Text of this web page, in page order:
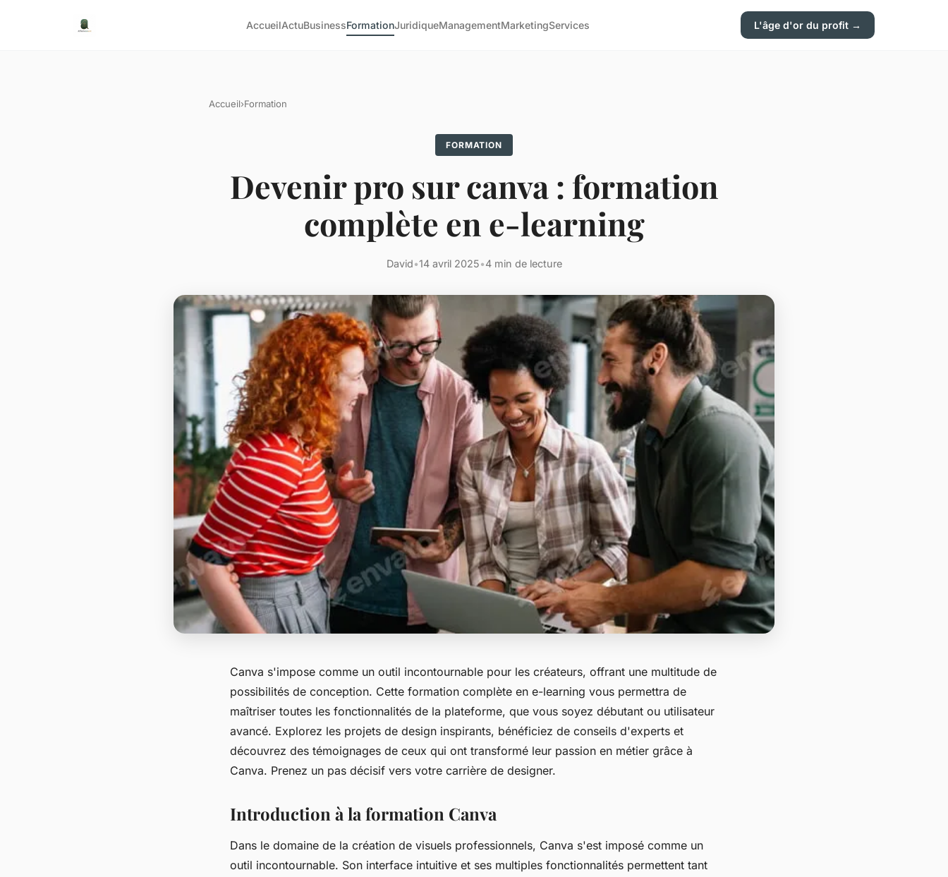
AccueilActuBusinessFormationJuridiqueManagementMarketingServices L'âge d'or du profit →
Accueil›Formation
FORMATION
Devenir pro sur canva : formation
complète en e-learning
David•14 avril 2025•4 min de lecture
Canva s'impose comme un outil incontournable pour les créateurs, offrant une multitude de
possibilités de conception. Cette formation complète en e-learning vous permettra de
maîtriser toutes les fonctionnalités de la plateforme, que vous soyez débutant ou utilisateur
avancé. Explorez les projets de design inspirants, bénéficiez de conseils d'experts et
découvrez des témoignages de ceux qui ont transformé leur passion en métier grâce à
Canva. Prenez un pas décisif vers votre carrière de designer.
Introduction à la formation Canva
Dans le domaine de la création de visuels professionnels, Canva s'est imposé comme un
outil incontournable. Son interface intuitive et ses multiples fonctionnalités permettent tant